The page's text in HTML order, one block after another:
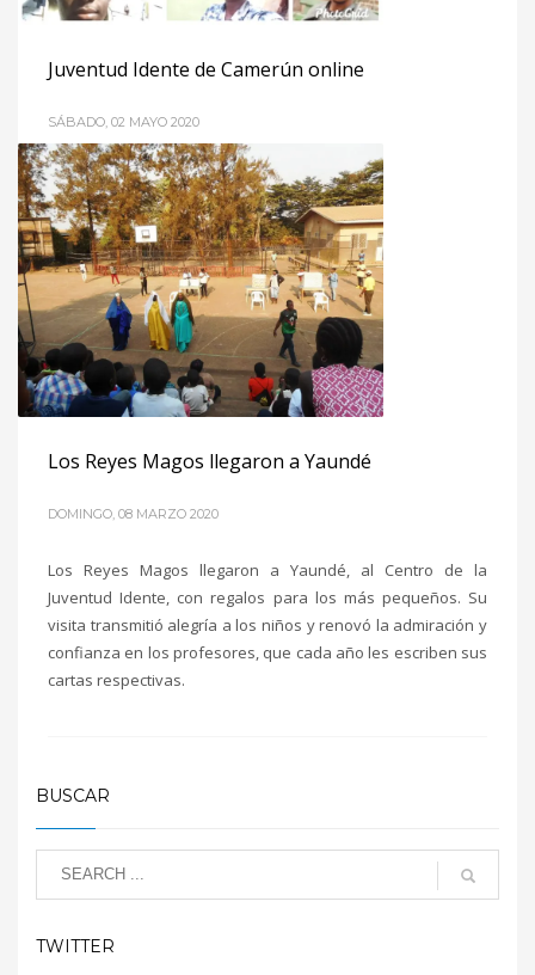
Juventud Idente de Camerún online
SÁBADO, 02 MAYO 2020
La Juventud Idente en Camerún no ha podido reunirse
desde el 18 de marzo debido a la pandemia que afecta a
todo el planeta, pero gracias a la creatividad de los
profesores, las actividades continúan a través de un nuevo
concepto: «Jeunesse Idente On whatsapp». De hecho, se ha
creado un grupo de «whatsapp»
PUBLISHED IN EVENTOS
Los Reyes Magos llegaron a Yaundé
DOMINGO, 08 MARZO 2020
Los Reyes Magos llegaron a Yaundé, al Centro de la
Juventud Idente, con regalos para los más pequeños. Su
visita transmitió alegría a los niños y renovó la admiración y
confianza en los profesores, que cada año les escriben sus
cartas respectivas.
1 2 3
BUSCAR
TWITTER